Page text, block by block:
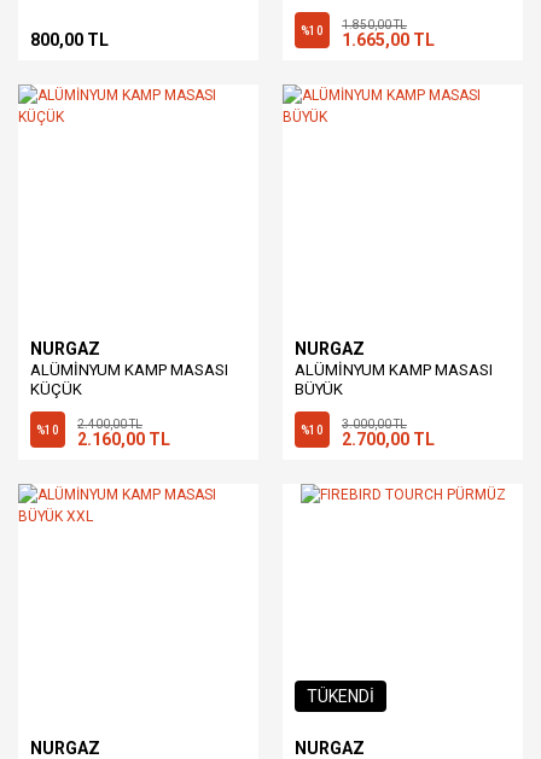
800,00 TL %10 1.850,00 TL
1.665,00 TL
NURGAZ
ALÜMİNYUM KAMP MASASI
KÜÇÜK
%10 2.400,00 TL
2.160,00 TL
NURGAZ
ALÜMİNYUM KAMP MASASI
BÜYÜK
%10 3.000,00 TL
2.700,00 TL
NURGAZ
TÜKENDİ
NURGAZ